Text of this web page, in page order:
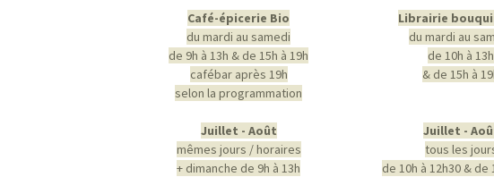
Café-épicerie Bio
du mardi au samedi
de 9h à 13h & de 15h à 19h
cafébar après 19h
selon la programmation
Juillet - Août
mêmes jours / horaires
+ dimanche de 9h à 13h
Librairie
du mardi au
de 10h à 13h
& de 15h à
Juillet -
tous les
de 10h à 12h30 & de